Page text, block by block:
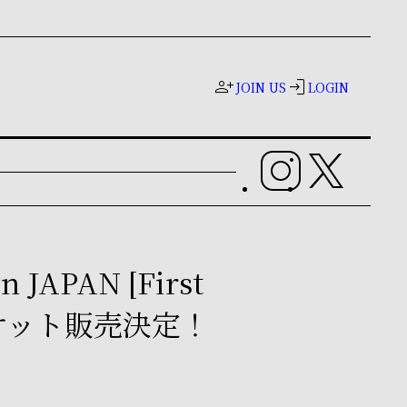
person_addJOIN US login LOGIN
JAPAN [First
ト販売決定！